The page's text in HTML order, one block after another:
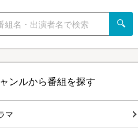
ンルから番組を探す
マ